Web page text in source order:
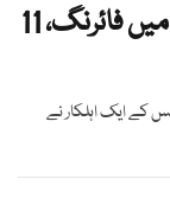
امریکا: ساؤتھ کیرولائنا کے بیچ ٹاؤن میں فائرنگ، 11
کے ایک اہلکار نے